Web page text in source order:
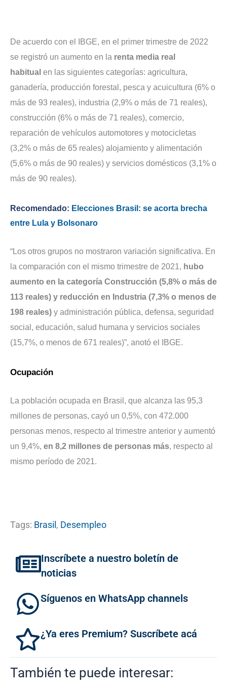
De acuerdo con el IBGE, en el primer trimestre de 2022
se registró un aumento en la renta media real
habitual en las siguientes categorías: agricultura,
ganadería, producción forestal, pesca y acuicultura (6% o
más de 93 reales), industria (2,9% o más de 71 reales),
construcción (6% o más de 71 reales), comercio,
reparación de vehículos automotores y motocicletas
(3,2% o más de 65 reales) alojamiento y alimentación
(5,6% o más de 90 reales) y servicios domésticos (3,1% o
más de 90 reales).
Recomendado: Elecciones Brasil: se acorta brecha
entre Lula y Bolsonaro
“Los otros grupos no mostraron variación significativa. En
la comparación con el mismo trimestre de 2021, hubo
aumento en la categoría Construcción (5,8% o más de
113 reales) y reducción en Industria (7,3% o menos de
198 reales) y administración pública, defensa, seguridad
social, educación, salud humana y servicios sociales
(15,7%, o menos de 671 reales)”, anotó el IBGE.
Ocupación
La población ocupada en Brasil, que alcanza las 95,3
millones de personas, cayó un 0,5%, con 472.000
personas menos, respecto al trimestre anterior y aumentó
un 9,4%, en 8,2 millones de personas más, respecto al
mismo período de 2021.
Tags: Brasil , Desempleo
Inscríbete a nuestro boletín de
noticias
Síguenos en WhatsApp channels
¿Ya eres Premium? Suscríbete acá
También te puede interesar: